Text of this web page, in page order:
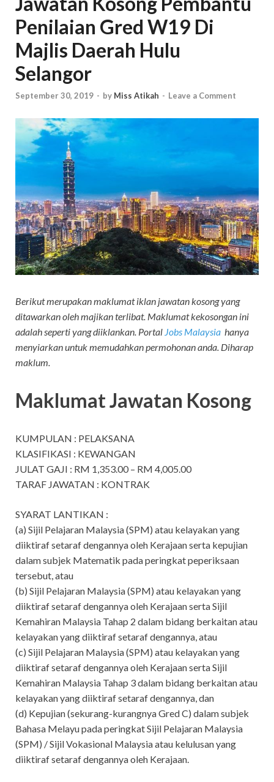
Penilaian Gred W19 Di
Majlis Daerah Hulu
Selangor
September 30, 2019 - by Miss Atikah - Leave a Comment
Berikut merupakan maklumat iklan jawatan kosong yang
ditawarkan oleh majikan terlibat. Maklumat kekosongan ini
adalah seperti yang diiklankan. Portal Jobs Malaysia hanya
menyiarkan untuk memudahkan permohonan anda. Diharap
maklum.
Maklumat Jawatan Kosong
KUMPULAN : PELAKSANA
KLASIFIKASI : KEWANGAN
JULAT GAJI : RM 1,353.00 – RM 4,005.00
TARAF JAWATAN : KONTRAK
SYARAT LANTIKAN :
(a) Sijil Pelajaran Malaysia (SPM) atau kelayakan yang
diiktiraf setaraf dengannya oleh Kerajaan serta kepujian
dalam subjek Matematik pada peringkat peperiksaan
tersebut, atau
(b) Sijil Pelajaran Malaysia (SPM) atau kelayakan yang
diiktiraf setaraf dengannya oleh Kerajaan serta Sijil
Kemahiran Malaysia Tahap 2 dalam bidang berkaitan atau
kelayakan yang diiktiraf setaraf dengannya, atau
(c) Sijil Pelajaran Malaysia (SPM) atau kelayakan yang
diiktiraf setaraf dengannya oleh Kerajaan serta Sijil
Kemahiran Malaysia Tahap 3 dalam bidang berkaitan atau
kelayakan yang diiktiraf setaraf dengannya, dan
(d) Kepujian (sekurang-kurangnya Gred C) dalam subjek
Bahasa Melayu pada peringkat Sijil Pelajaran Malaysia
(SPM) / Sijil Vokasional Malaysia atau kelulusan yang
diiktiraf setaraf dengannya oleh Kerajaan.